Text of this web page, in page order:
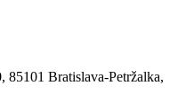
85101 Bratislava-Petržalka,